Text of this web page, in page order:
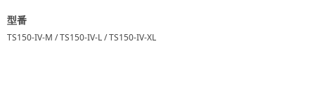
型番
TS150-IV-M / TS150-IV-L / TS150-IV-XL